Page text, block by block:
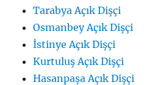
Tarabya Açık Dişçi
Osmanbey Açık Dişçi
İstinye Açık Dişçi
Kurtuluş Açık Dişçi
Hasanpaşa Açık Dişçi